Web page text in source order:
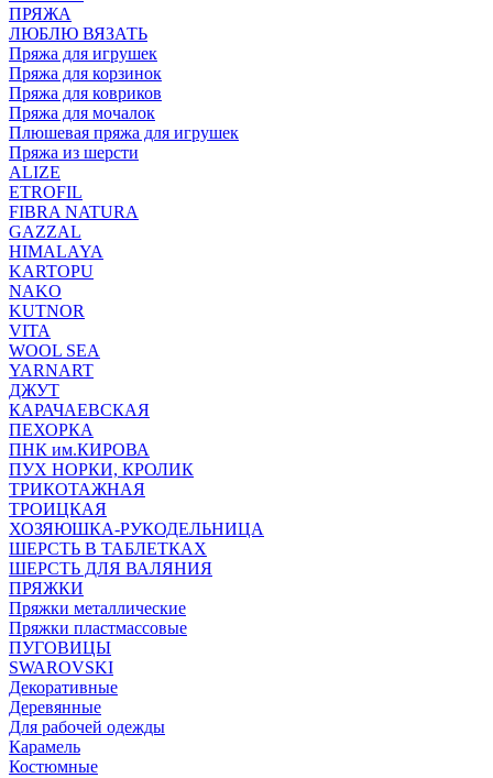
ПРЯЖА
ЛЮБЛЮ ВЯЗАТЬ
Пряжа для игрушек
Пряжа для корзинок
Пряжа для ковриков
Пряжа для мочалок
Плюшевая пряжа для игрушек
Пряжа из шерсти
ALIZE
ETROFIL
FIBRA NATURA
GAZZAL
HIMALAYA
KARTOPU
NAKO
KUTNOR
VITA
WOOL SEA
YARNART
ДЖУТ
КАРАЧАЕВСКАЯ
ПЕХОРКА
ПНК им.КИРОВА
ПУХ НОРКИ, КРОЛИК
ТРИКОТАЖНАЯ
ТРОИЦКАЯ
ХОЗЯЮШКА-РУКОДЕЛЬНИЦА
ШЕРСТЬ В ТАБЛЕТКАХ
ШЕРСТЬ ДЛЯ ВАЛЯНИЯ
ПРЯЖКИ
Пряжки металлические
Пряжки пластмассовые
ПУГОВИЦЫ
SWAROVSKI
Декоративные
Деревянные
Для рабочей одежды
Карамель
Костюмные